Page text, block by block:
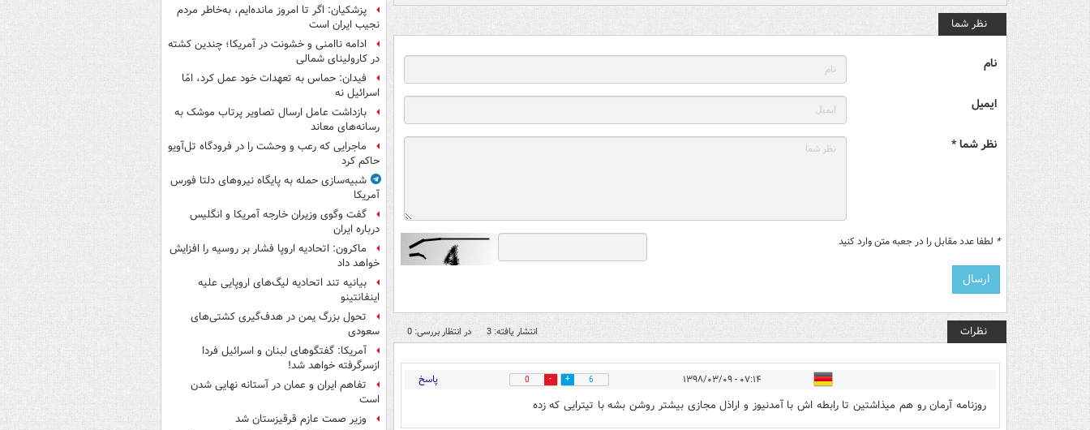
نظر شما
نام
ایمیل
نظر شما *
* لطفا عدد مقابل را در جعبه متن وارد کنید
نظرات انتشار یافته: 3 در انتظار بررسی: 0
۰۷:۱۴ - ۱۳۹۸/۰۳/۰۹ 6
0 پاسخ
روزنامه آرمان رو هم میذاشتین تا رابطه اش با آمدنیوز و اراذل مجازی بیشتر روشن بشه با تیترایی که زده
پزشکیان: اگر تا امروز مانده‌ایم، به‌خاطر مردم
نجیب ایران است
ادامه ناامنی و خشونت در آمریکا؛ چندین کشته
در کارولینای شمالی
فیدان: حماس به تعهدات خود عمل کرد، امّا
اسرائیل نه
بازداشت عامل ارسال تصاویر پرتاب موشک به
رسانه‌های معاند
ماجرایی که رعب و وحشت را در فرودگاه تل‌آویو
حاکم کرد
شبیه‌سازی حمله به پایگاه نیروهای دلتا فورس
آمریکا
گفت وگوی وزیران خارجه آمریکا و انگلیس
درباره ایران
ماکرون: اتحادیه اروپا فشار بر روسیه را افزایش
خواهد داد
بیانیه تند اتحادیه لیگ‌های اروپایی علیه
اینفانتینو
تحول بزرگ یمن در هدف‌گیری کشتی‌های
سعودی
آمریکا: گفتگوهای لبنان و اسرائیل فردا
ازسرگرفته خواهد شد!
تفاهم ایران و عمان در آستانه نهایی شدن
است
وزیر صمت عازم قرقیزستان شد